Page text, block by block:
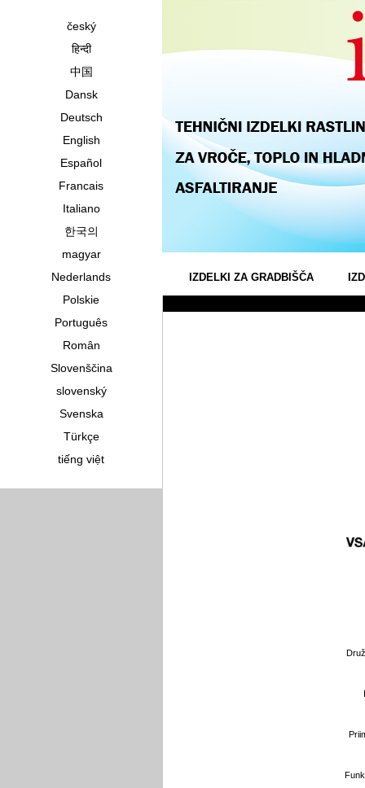
český
हिन्दी
中国
Dansk
Deutsch
English
Español
Francais
Italiano
한국의
magyar
Nederlands
Polskie
Português
Român
Slovenščina
slovenský
Svenska
Türkçe
tiếng việt
IZDELKI ZA GRADBIŠČA